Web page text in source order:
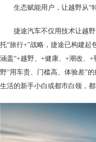
生态赋能用户，让越野从“
捷途汽车不仅用技术让越
托“旅行+”战略，捷途已构建起
涵盖“+越野、+健康、+潮改、
野“用车贵、门槛高、体验差”
生活的新手小白或都市白领，